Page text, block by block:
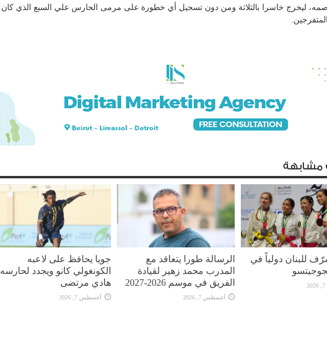
ليخرج خاسرا بالثلاثة ومن دون تسجيل أي خطورة على مرمى الحارس علي السبع الذي كان
مشابهة
للبنان دولياً في
الرسالة طورا يتعاقد مع
المدرب محمد زهير لقيادة
الفريق في موسم 2026-2027
أغسطس 7, 2026
جويا يحافظ على لاعبه
الكونغولي كانو ويجدد لحارسه
هادي مرتضى
أغسطس 7, 2026